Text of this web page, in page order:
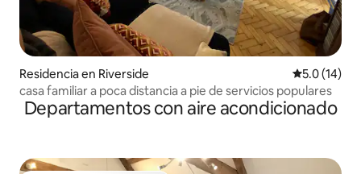
Residencia en Riverside Calificación
5.0 (14)
casa familiar a poca distancia a pie de servicios populares
Departamentos con aire acondicionado